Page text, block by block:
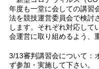
年度も一堂に会しての講習
法を競技運営委員会で検討
します。それぞれ対応して
会運営に取り組めるよう、
3/13審判講習会について：
ず参加・実施して下さい。